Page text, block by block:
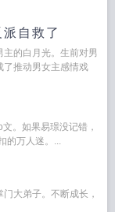
自救了
的白月光。生前对男
了推动男女主感情戏
。如果易璟没记错，
的万人迷。...
大弟子。不断成长，